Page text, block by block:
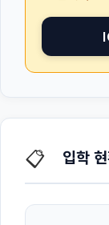
📋 입학